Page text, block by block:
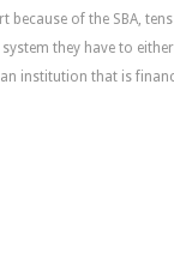
because of the SBA,
system they have to
institution that is